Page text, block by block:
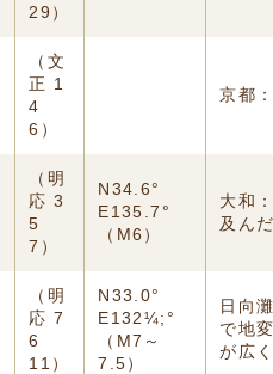
29）
（文
正 1
4
6）
京都
（明
応 3
5
7）
N34.6°
E135.7°
（M6）
大和
及ん
（明
応 7
6
11）
N33.0°
E132¼;°
（M7～
7.5）
日向
で地
が広